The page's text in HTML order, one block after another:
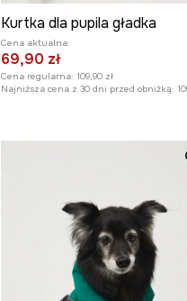
Kurtka dla pupila gładka
Cena aktualna:
69,90 zł
Cena regularna: 109,90 zł
Najniższa cena z 30 dni przed obniżką: